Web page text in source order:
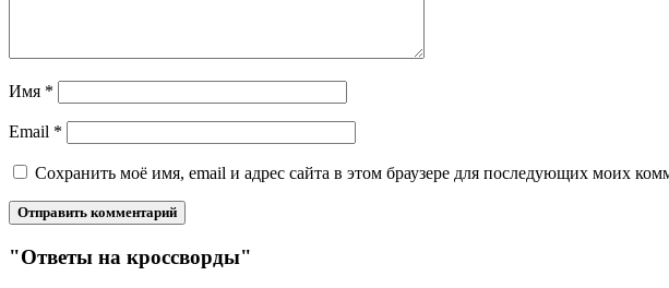
Имя *
Email *
Сохранить моё имя, email и адрес сайта в этом браузере для последующих моих
"Ответы на кроссворды"